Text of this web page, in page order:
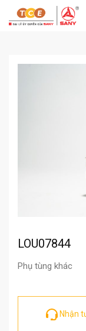
LOU07844
Phụ tùng khác
Nhận